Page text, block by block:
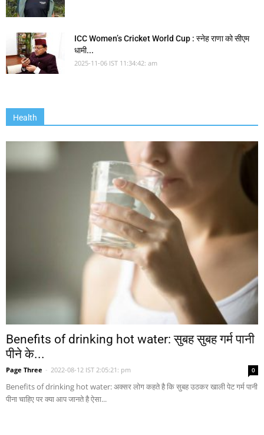
ICC Women’s Cricket World Cup : स्नेह राणा को सीएम
धामी...
2025-11-06 IST 11:34:42: am
Health
Benefits of drinking hot water: सुबह सुबह गर्म पानी
पीने के...
Page Three - 2022-08-12 IST 2:05:21: pm 0
Benefits of drinking hot water: अक्सर लोग कहते है कि सुबह उठकर खाली पेट गर्म पानी
पीना चाहिए पर क्या आप जानते है ऐसा...